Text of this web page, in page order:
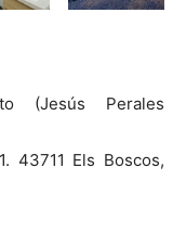
(Jesús Perales
43711 Els Boscos,